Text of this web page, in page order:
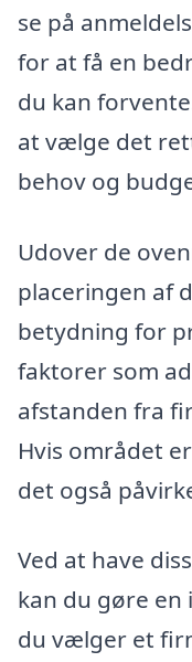
se på
for at få en
du kan
at vælge det
behov og
Udover de
placeringen af
betydning for
faktorer som
afstanden fra
Hvis området
det også
Ved at have
kan du gøre
du vælger et